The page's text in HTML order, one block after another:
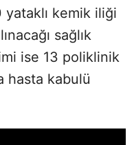
kemik iliği
sağlık
ise 13 poliklinik
hasta kabulü